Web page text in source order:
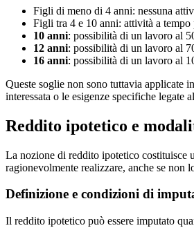
Figli di meno di 4 anni: nessuna
Figli tra 4 e 10 anni: attività a tempo
10 anni: possibilità di un lavoro al
12 anni: possibilità di un lavoro al
16 anni: possibilità di un lavoro al
Queste soglie non sono tuttavia applicate
interessata o le esigenze specifiche legate
Reddito ipotetico e
La nozione di reddito ipotetico costituisce
ragionevolmente realizzare, anche se non
Definizione e condizioni di
Il reddito ipotetico può essere imputato